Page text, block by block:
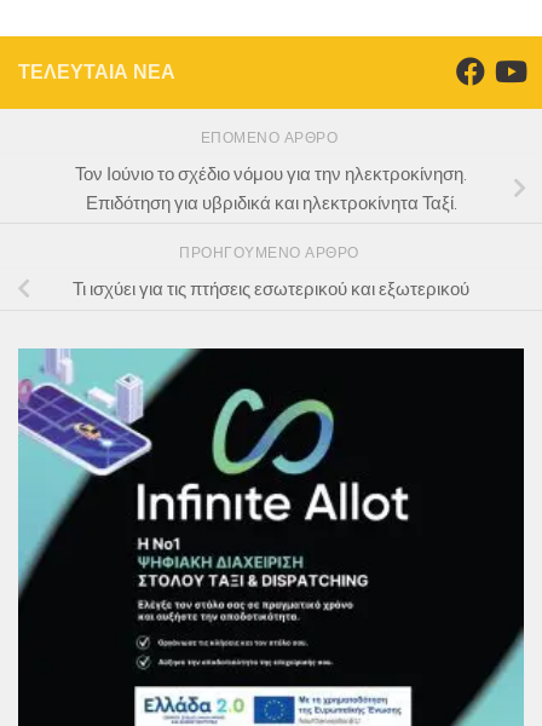
ΤΕΛΕΥΤΑΙΑ ΝΕΑ
ΕΠΌΜΕΝΟ ΆΡΘΡΟ
Τον Ιούνιο το σχέδιο νόμου για την ηλεκτροκίνηση.
Επιδότηση για υβριδικά και ηλεκτροκίνητα Ταξί.
ΠΡΟΗΓΟΎΜΕΝΟ ΆΡΘΡΟ
Τι ισχύει για τις πτήσεις εσωτερικού και εξωτερικού